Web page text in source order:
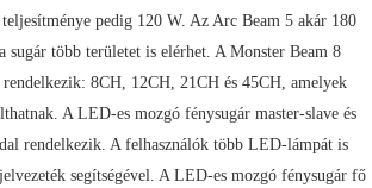
pedig 120 W. Az Arc Beam 5 akár 180
sugár több területet is elérhet. A Monster Beam 8
rendelkezik: 8CH, 12CH, 21CH és 45CH, amelyek
A LED-es mozgó fénysugár master-slave és
rendelkezik. A felhasználók több LED-lámpát is
segítségével. A LED-es mozgó fénysugár fő